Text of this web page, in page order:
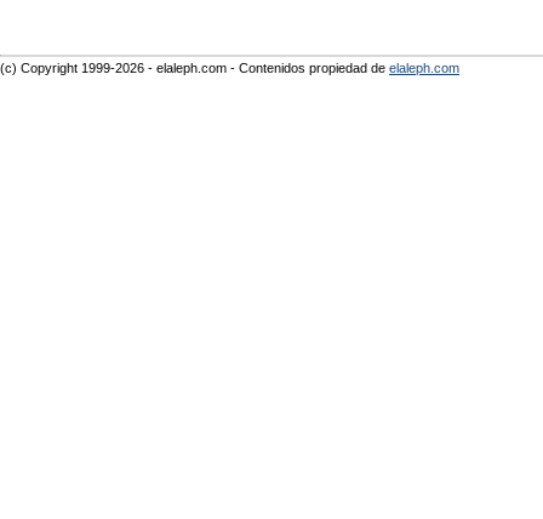
(c) Copyright 1999-2026 - elaleph.com - Contenidos propiedad de elaleph.com